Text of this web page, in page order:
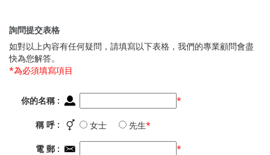
詢問提交表格
如對以上內容有任何疑問，請填寫以下表格，我們的專業顧問會盡
快為您解答。
*為必須填寫項目
你的名稱 : *
稱 呼 : 女士 先生*
電 郵 : *